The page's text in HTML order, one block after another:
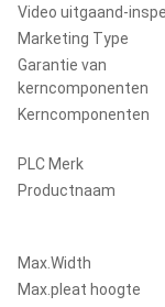
Video uitgaand-
Marketing Type
Garantie van
kerncomponenten
Kerncomponenten
PLC Merk
Productnaam
Max.Width
Max.pleat hoogte